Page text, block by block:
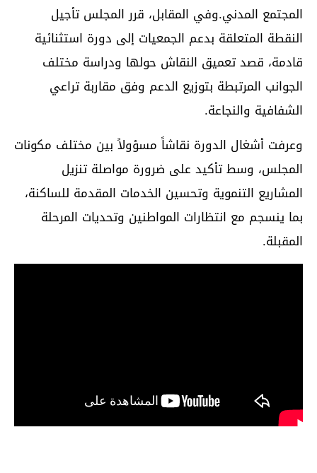
المجتمع المدني.وفي المقابل، قرر المجلس تأجيل
النقطة المتعلقة بدعم الجمعيات إلى دورة استثنائية
قادمة، قصد تعميق النقاش حولها ودراسة مختلف
الجوانب المرتبطة بتوزيع الدعم وفق مقاربة تراعي
الشفافية والنجاعة.
وعرفت أشغال الدورة نقاشاً مسؤولاً بين مختلف مكونات
المجلس، وسط تأكيد على ضرورة مواصلة تنزيل
المشاريع التنموية وتحسين الخدمات المقدمة للساكنة،
بما ينسجم مع انتظارات المواطنين وتحديات المرحلة
المقبلة.